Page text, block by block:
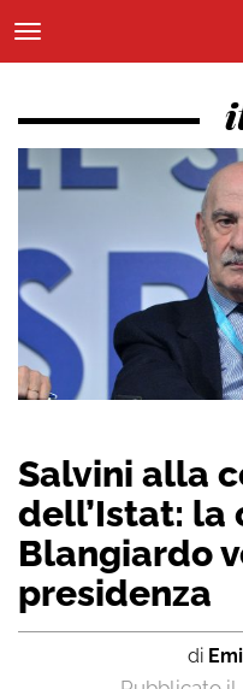
Salvini alla
dell’Istat: la
Blangiardo
presidenza
di